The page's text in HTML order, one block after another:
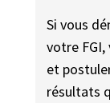
Si vous
votre FGI,
et
résultats